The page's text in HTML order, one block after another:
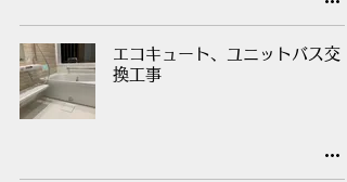
エコキュート、ユニットバス交
換工事